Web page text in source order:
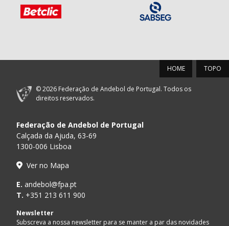
TOPO
HOME
© 2026 Federação de Andebol de Portugal. Todos os
direitos reservados.
Federação de Andebol de Portugal
Calçada da Ajuda, 63-69
1300-006 Lisboa
Ver no Mapa
E. andebol@fpa.pt
T. +351 213 611 900
Newsletter
Subscreva a nossa newsletter para se manter a par das novidades